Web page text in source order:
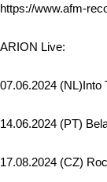
https://www.afm-
ARION Live:
07.06.2024 (NL)Into
14.06.2024 (PT)
17.08.2024 (CZ)